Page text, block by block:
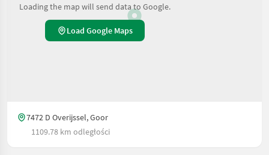
Loading the map will send data to Google.
Load Google Maps
7472 D Overijssel, Goor
1109.78 km odległości